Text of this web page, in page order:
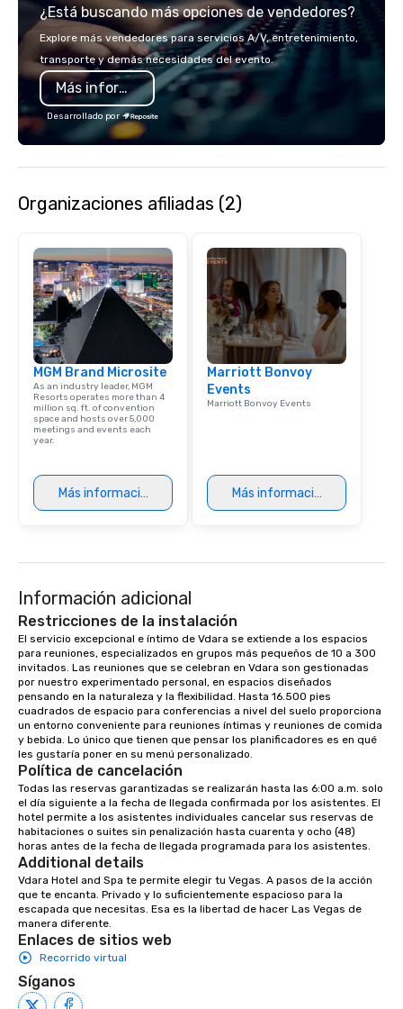
bring your vision to
passion, an
American hospitality,
¿Está buscando más opciones de vendedores?
Explore más vendedores para servicios A/V, entretenimiento,
transporte y demás necesidades del evento.
Más información
Desarrollado por
Organizaciones afiliadas (2)
MGM Brand Microsite
As an industry leader, MGM
Resorts operates more than 4
million sq. ft. of convention
space and hosts over 5,000
meetings and events each
year.
Más información
Marriott Bonvoy
Events
Marriott Bonvoy Events
Más información
Información adicional
Restricciones de la instalación
El servicio excepcional e íntimo de Vdara se extiende a los espacios
para reuniones, especializados en grupos más pequeños de 10 a 300
invitados. Las reuniones que se celebran en Vdara son gestionadas
por nuestro experimentado personal, en espacios diseñados
pensando en la naturaleza y la flexibilidad. Hasta 16.500 pies
cuadrados de espacio para conferencias a nivel del suelo proporciona
un entorno conveniente para reuniones íntimas y reuniones de comida
y bebida. Lo único que tienen que pensar los planificadores es en qué
les gustaría poner en su menú personalizado.
Política de cancelación
Todas las reservas garantizadas se realizarán hasta las 6:00 a.m. solo
el día siguiente a la fecha de llegada confirmada por los asistentes. El
hotel permite a los asistentes individuales cancelar sus reservas de
habitaciones o suites sin penalización hasta cuarenta y ocho (48)
horas antes de la fecha de llegada programada para los asistentes.
Additional details
Vdara Hotel and Spa te permite elegir tu Vegas. A pasos de la acción
que te encanta. Privado y lo suficientemente espacioso para la
escapada que necesitas. Esa es la libertad de hacer Las Vegas de
manera diferente.
Enlaces de sitios web
Recorrido virtual
Síganos